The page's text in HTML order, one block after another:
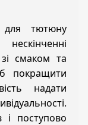
для тютюну
смаком та
покращити
надати
і поступово